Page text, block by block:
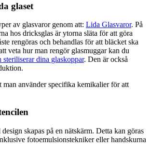
glaset
av glasvaror genom att: Lida Glasvaror. På
hos dricksglas är ytorna släta för att göra
rengöras och behandlas för att bläcket ska
veta hur man rengör glasmuggar kan du
steriliserar dina glaskoppar. Den är också
man använder specifika kemikalier för att
skapas på en nätskärm. Detta kan göras
fotoemulsionstekniker eller handskurna